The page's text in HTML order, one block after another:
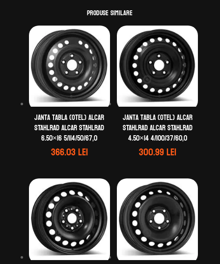
Produse similare
Janta tabla (otel) ALCAR
STAHLRAD ALCAR STAHLRAD
6.50×16 5/114/50/67,0
366.03lei
Janta tabla (otel) ALCAR
STAHLRAD ALCAR STAHLRAD
4.50×14 4/100/37/60,0
300.99lei